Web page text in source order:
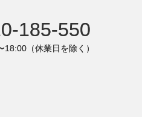
185-550
（休業日を除く）